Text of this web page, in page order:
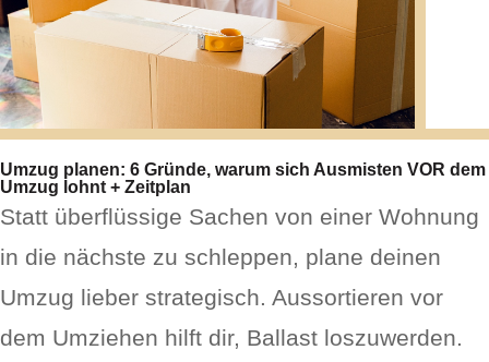
Umzug planen: 6 Gründe, warum sich Ausmisten VOR dem
Umzug lohnt + Zeitplan
Statt überflüssige Sachen von einer Wohnung
in die nächste zu schleppen, plane deinen
Umzug lieber strategisch. Aussortieren vor
dem Umziehen hilft dir, Ballast loszuwerden.